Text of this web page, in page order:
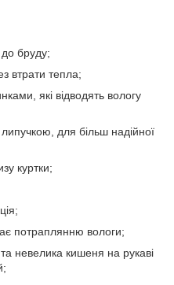
до бруду;
втрати тепла;
які відводять вологу
для більш надійної
куртки;
потраплянню вологи;
та невелика кишеня на рукаві